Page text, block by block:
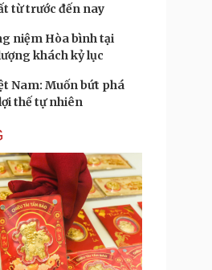
từ trước đến nay
niệm Hòa bình tại
khách kỷ lục
Nam: Muốn bứt phá
thế tự nhiên